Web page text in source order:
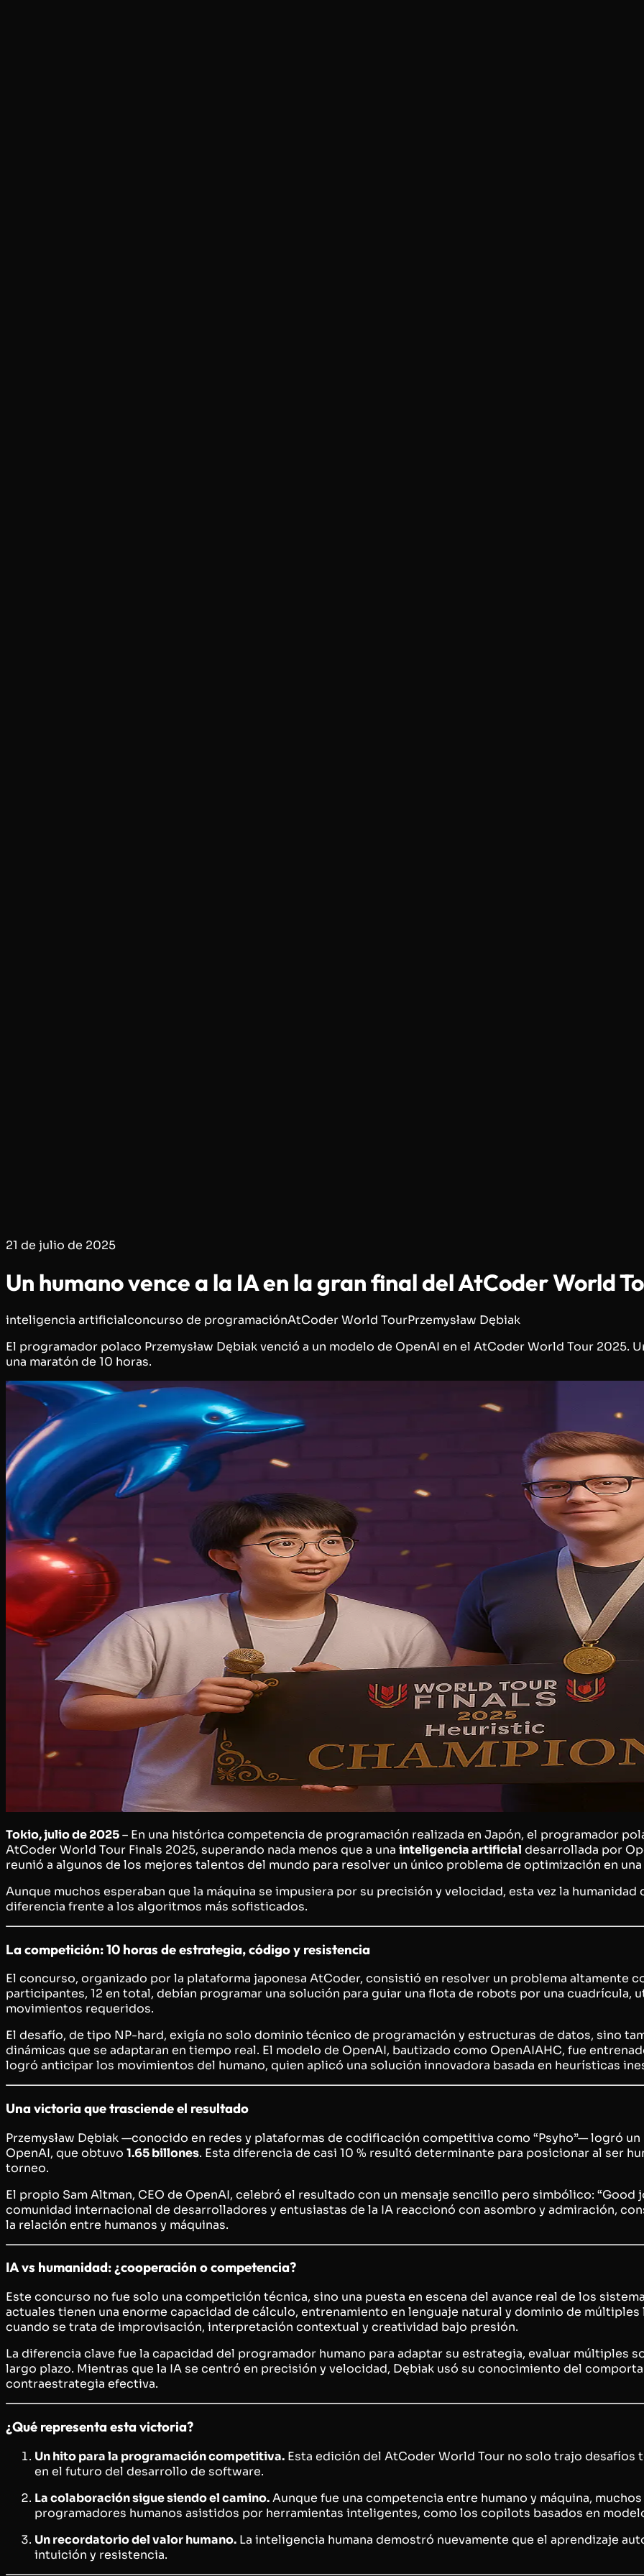
21 de julio de 2025
Un humano vence a la IA en la gran final del AtCoder World
inteligencia artificialconcurso de programaciónAtCoder World TourPrzemysław Dębiak
El programador polaco Przemysław Dębiak venció a un modelo de OpenAI en el AtCoder World Tour
una maratón de 10 horas.
Tokio, julio de 2025– En una histórica competencia de programación realizada en Japón, el programador
AtCoder World Tour Finals 2025, superando nada menos que a una inteligencia artificial desarrollada por
reunió a algunos de los mejores talentos del mundo para resolver un único problema de optimización en
Aunque muchos esperaban que la máquina se impusiera por su precisión y velocidad, esta vez la
diferencia frente a los algoritmos más sofisticados.
La competición: 10 horas de estrategia, código y resistencia
El concurso, organizado por la plataforma japonesa AtCoder, consistió en resolver un problema altamente
participantes, 12 en total, debían programar una solución para guiar una flota de robots por una cuadrícula,
movimientos requeridos.
El desafío, de tipo NP-hard, exigía no solo dominio técnico de programación y estructuras de datos, sino
dinámicas que se adaptaran en tiempo real. El modelo de OpenAI, bautizado como OpenAIAHC, fue
logró anticipar los movimientos del humano, quien aplicó una solución innovadora basada en heurísticas
Una victoria que trasciende el resultado
Przemysław Dębiak —conocido en redes y plataformas de codificación competitiva como “Psyho”— logró
OpenAI, que obtuvo 1.65 billones. Esta diferencia de casi 10 % resultó determinante para posicionar al ser
torneo.
El propio Sam Altman, CEO de OpenAI, celebró el resultado con un mensaje sencillo pero simbólico: “Good
comunidad internacional de desarrolladores y entusiastas de la IA reaccionó con asombro y admiración,
la relación entre humanos y máquinas.
IA vs humanidad: ¿cooperación o competencia?
Este concurso no fue solo una competición técnica, sino una puesta en escena del avance real de los
actuales tienen una enorme capacidad de cálculo, entrenamiento en lenguaje natural y dominio de
cuando se trata de improvisación, interpretación contextual y creatividad bajo presión.
La diferencia clave fue la capacidad del programador humano para adaptar su estrategia, evaluar múltiples
largo plazo. Mientras que la IA se centró en precisión y velocidad, Dębiak usó su conocimiento del
contraestrategia efectiva.
¿Qué representa esta victoria?
Un hito para la programación competitiva. Esta edición del AtCoder World Tour no solo trajo
en el futuro del desarrollo de software.
La colaboración sigue siendo el camino.Aunque fue una competencia entre humano y máquina,
programadores humanos asistidos por herramientas inteligentes, como los copilots basados en
Un recordatorio del valor humano. La inteligencia humana demostró nuevamente que el aprendizaje
intuición y resistencia.